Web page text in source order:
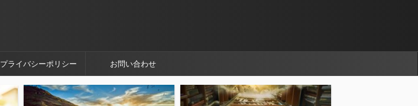
プライバシーポリシー お問い合わせ